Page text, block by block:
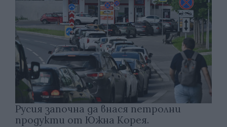
Русия започна да внася петролни
продукти от Южна Корея.